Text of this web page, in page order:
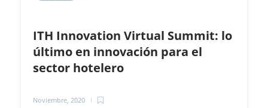
ITH Innovation Virtual Summit: lo
último en innovación para el
sector hotelero
Noviembre, 2020